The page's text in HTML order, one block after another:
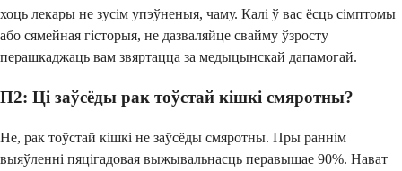
хоць лекары не зусім упэўненыя, чаму. Калі ў вас ёсць сімптомы
або сямейная гісторыя, не дазваляйце свайму ўзросту
перашкаджаць вам звяртацца за медыцынскай дапамогай.
П2: Ці заўсёды рак тоўстай кішкі смяротны?
Не, рак тоўстай кішкі не заўсёды смяротны. Пры раннім
выяўленні пяцігадовая выжывальнасць перавышае 90%. Нават